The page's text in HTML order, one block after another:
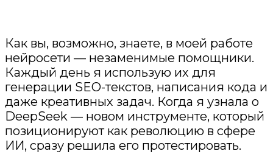
Как вы, возможно, знаете, в моей работе
нейросети — незаменимые помощники.
Каждый день я использую их для
генерации SEO-текстов, написания кода и
даже креативных задач. Когда я узнала о
DeepSeek — новом инструменте, который
позиционируют как революцию в сфере
ИИ, сразу решила его протестировать.